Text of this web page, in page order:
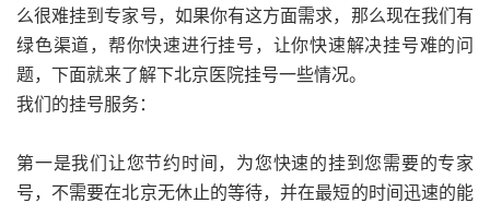
么很难挂到专家号，如果你有这方面需求，那么现在我们有
绿色渠道，帮你快速进行挂号，让你快速解决挂号难的问
题，下面就来了解下北京医院挂号一些情况。
我们的挂号服务：
第一是我们让您节约时间，为您快速的挂到您需要的专家
号，不需要在北京无休止的等待，并在最短的时间迅速的能